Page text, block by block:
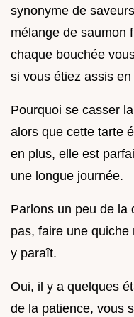
synonyme de
mélange de saumon
chaque bouchée
si vous étiez assis
Pourquoi se casser
alors que cette tarte
en plus, elle est
une longue journée.
Parlons un peu de la
pas, faire une quiche
y paraît.
Oui, il y a quelques
de la patience, vous